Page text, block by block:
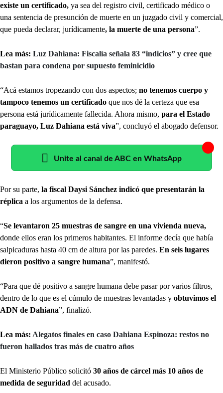
existe un certificado, ya sea del registro civil, certificado médico o
una sentencia de presunción de muerte en un juzgado civil y comercial,
que pueda declarar, jurídicamente, la muerte de una persona”.
Lea más: Luz Dahiana: Fiscalía señala 83 “indicios” y cree que
bastan para condena por supuesto feminicidio
“Acá estamos tropezando con dos aspectos; no tenemos cuerpo y
tampoco tenemos un certificado que nos dé la certeza que esa
persona está jurídicamente fallecida. Ahora mismo, para el Estado
paraguayo, Luz Dahiana está viva”, concluyó el abogado defensor.
Unite al canal de ABC en WhatsApp
Por su parte, la fiscal Daysi Sánchez indicó que presentarán la
réplica a los argumentos de la defensa.
“Se levantaron 25 muestras de sangre en una vivienda nueva,
donde ellos eran los primeros habitantes. El informe decía que había
salpicaduras hasta 40 cm de altura por las paredes. En seis lugares
dieron positivo a sangre humana”, manifestó.
“Para que dé positivo a sangre humana debe pasar por varios filtros,
dentro de lo que es el cúmulo de muestras levantadas y obtuvimos el
ADN de Dahiana”, finalizó.
Lea más: Alegatos finales en caso Dahiana Espinoza: restos no
fueron hallados tras más de cuatro años
El Ministerio Público solicitó 30 años de cárcel más 10 años de
medida de seguridad del acusado.